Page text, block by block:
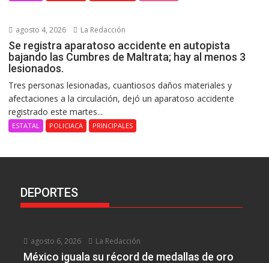
agosto 4, 2026 La Redacción
Se registra aparatoso accidente en autopista
bajando las Cumbres de Maltrata; hay al menos 3
lesionados.
Tres personas lesionadas, cuantiosos daños materiales y
afectaciones a la circulación, dejó un aparatoso accidente
registrado este martes...
ESTATAL POLICIACA PRINCIPALES
DEPORTES
agosto 6, 2026 La Redacción
México iguala su récord de medallas de oro